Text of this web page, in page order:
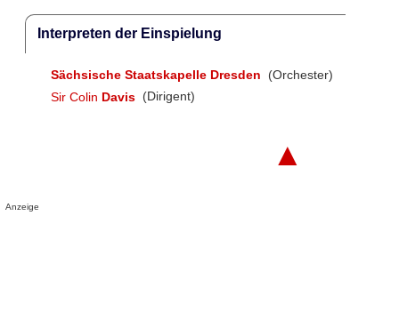
Interpreten der Einspielung
Sächsische Staatskapelle Dresden
(Orchester)
Sir Colin Davis (Dirigent)
▲
Anzeige